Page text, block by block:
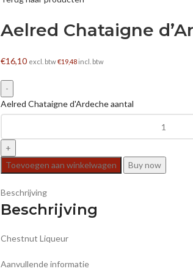
Aelred Chataigne
€16,10 excl. btw€19,48incl. btw
Aelred Chataigne d'Ardeche aantal
Toevoegen aan winkelwagen Buy now
Beschrijving
Beschrijving
Chestnut Liqueur
Aanvullende informatie